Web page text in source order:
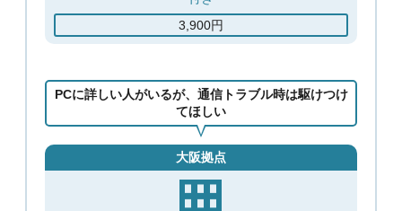
3,900円
PCに詳しい人がいるが、通信トラブル時は駆けつけ
てほしい
大阪拠点